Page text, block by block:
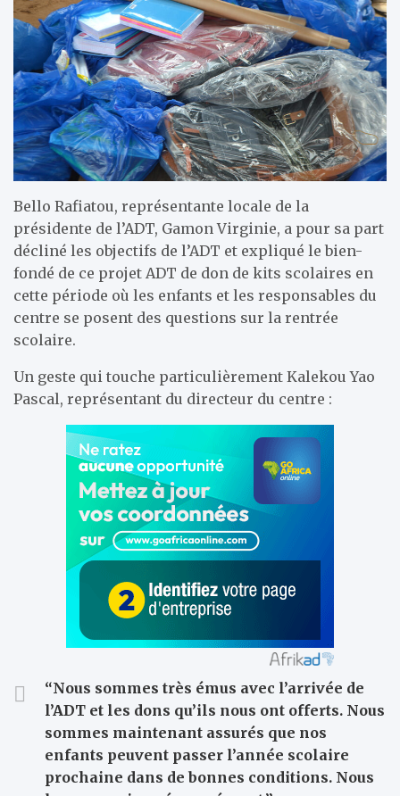
Bello Rafiatou, représentante locale de la
présidente de l’ADT, Gamon Virginie, a pour sa part
décliné les objectifs de l’ADT et expliqué le bien-
fondé de ce projet ADT de don de kits scolaires en
cette période où les enfants et les responsables du
centre se posent des questions sur la rentrée
scolaire.
Un geste qui touche particulièrement Kalekou Yao
Pascal, représentant du directeur du centre :
“Nous sommes très émus avec l’arrivée de
l’ADT et les dons qu’ils nous ont offerts. Nous
sommes maintenant assurés que nos
enfants peuvent passer l’année scolaire
prochaine dans de bonnes conditions. Nous